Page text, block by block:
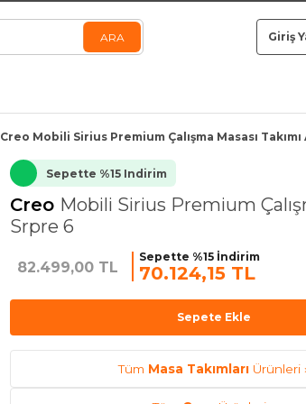
Giriş
Creo Mobili Sirius Premium Çalışma Masası
Sepette %15 Indirim
Creo Mobili Sirius Premium
Srpre 6
82.499,00 TL
Sepette %15 İndirim
70.124,15 TL
Sepete Ekle
Tüm Masa TakımlarıÜrünleri